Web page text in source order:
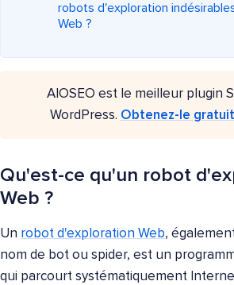
robots d'exploration
Web ?
AIOSEO est le meilleur plugin
WordPress. Obtenez-le
Qu'est-ce qu'un robot
Web ?
Un robot d'exploration Web,
nom de bot ou spider, est un
qui parcourt systématiquement